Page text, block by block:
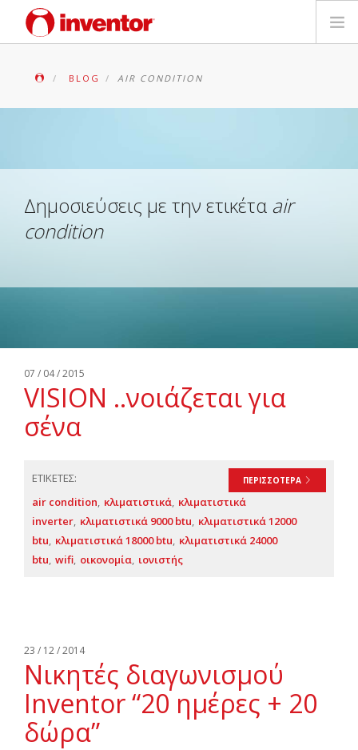
ΕΓΓΥΗΣΗ
Blog
Ελληνικά
BLOG AIR CONDITION
Δημοσιεύσεις με την ετικέτα air
condition
07 / 04 / 2015
VISION ..νοιάζεται για
σένα
ΠΕΡΙΣΣΟΤΕΡΑ
ΕΤΙΚΕΤΕΣ:
air condition κλιματιστικά κλιματιστικά
inverter κλιματιστικά 9000 btu κλιματιστικά 12000
btu κλιματιστικά 18000 btu κλιματιστικά 24000
btu wifi οικονομία ιονιστής
23 / 12 / 2014
Νικητές διαγωνισμού
Inventor “20 ημέρες + 20
δώρα”